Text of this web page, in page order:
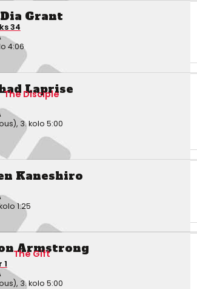
Dia Grant
34
4:06
Laprise
The Disciple
3. kolo 5:00
Kaneshiro
1:25
Armstrong
The Gift
1
3. kolo 5:00